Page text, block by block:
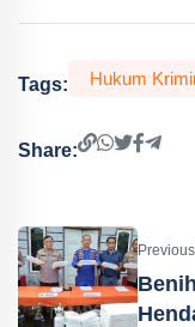
Tags: Hukum
Share: